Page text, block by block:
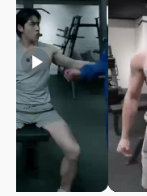
play_arrow